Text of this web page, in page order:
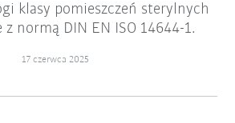
klasy pomieszczeń sterylnych
z normą DIN EN ISO 14644-1.
17 czerwca 2025